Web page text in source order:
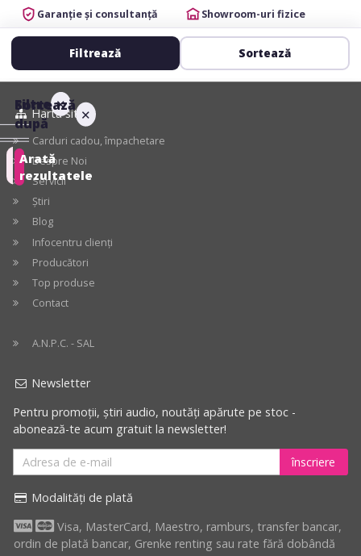
Garanție și consultanță
Showroom-uri fizice
Filtrează Sortează
Filtre ✕
Arată
rezultatele
Sortează
după
✕
Recomandate
Preț
crescător
Preț
descrescător
mari
Harta site
Carduri cadou, împachetare
Despre Noi
Servicii
Știri
Blog
Infocentru clienți
Producători
Top produse
Contact
A.N.P.C. - SAL
Newsletter
Pentru promoții, știri audio, noutăți apărute pe stoc -
abonează-te acum gratuit la newsletter!
înscriere
Modalități de plată
Visa, MasterCard, Maestro, ramburs, transfer bancar,
ordin de plată bancar, Grenke renting sau rate fără dobândă